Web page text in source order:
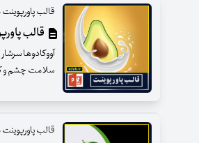
قالب پاورپوینت
قالب
آووکادوها
سلامت چشم و
قالب پاورپوینت